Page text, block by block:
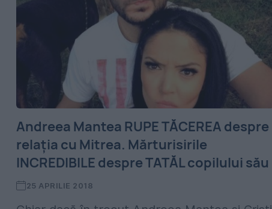
Andreea Mantea RUPE TĂCEREA despre
relația cu Mitrea. Mărturisirile
INCREDIBILE despre TATĂL copilului său
25 APRILIE 2018